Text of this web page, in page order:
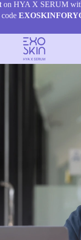
on HYA X SERUM